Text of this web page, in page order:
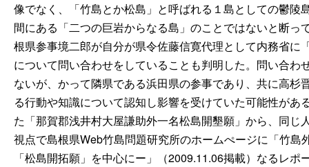
像でなく、「竹島とか松島」と呼ばれる１島としての鬱
間にある「二つの巨岩からなる島」のことではないと断
根県参事境二郎が自分が県令佐藤信寛代理として内務省
について問い合わせをしていることも判明した。問い合
ないが、かって隣県である浜田県の参事であり、共に高
る行動や知識について認知し影響を受けていた可能性が
た「那賀郡浅井村大屋謙助外一名松島開墾願」から、同
視点で島根県Web竹島問題研究所のホームぺージに「竹島
「松島開拓願」を中心にー 」（2009.11.06掲載）なるレポ